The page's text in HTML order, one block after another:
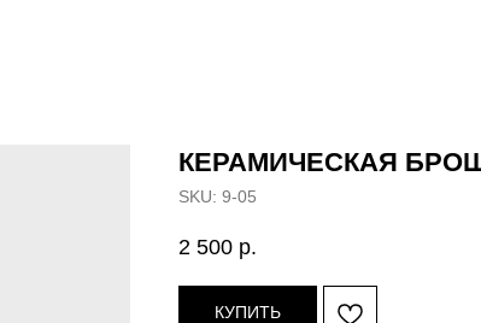
КЕРАМИЧЕСКАЯ
SKU: 9-05
2 500 р.
КУПИТЬ